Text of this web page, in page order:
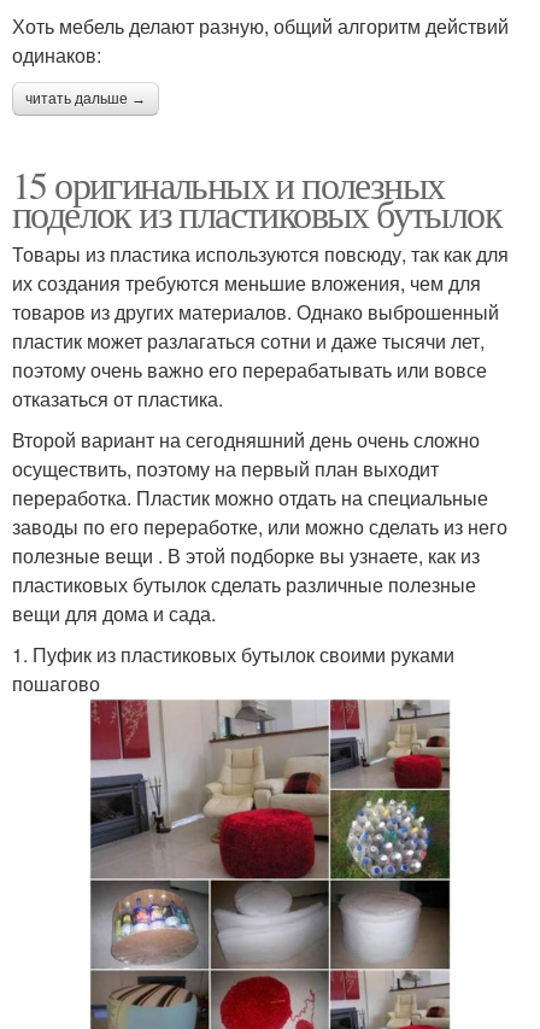
Хоть мебель делают разную, общий алгоритм действий
одинаков:
читать дальше →
15 оригинальных и полезных
поделок из пластиковых бутылок
Товары из пластика используются повсюду, так как для
их создания требуются меньшие вложения, чем для
товаров из других материалов. Однако выброшенный
пластик может разлагаться сотни и даже тысячи лет,
поэтому очень важно его перерабатывать или вовсе
отказаться от пластика.
Второй вариант на сегодняшний день очень сложно
осуществить, поэтому на первый план выходит
переработка. Пластик можно отдать на специальные
заводы по его переработке, или можно сделать из него
полезные вещи . В этой подборке вы узнаете, как из
пластиковых бутылок сделать различные полезные
вещи для дома и сада.
1. Пуфик из пластиковых бутылок своими руками
пошагово